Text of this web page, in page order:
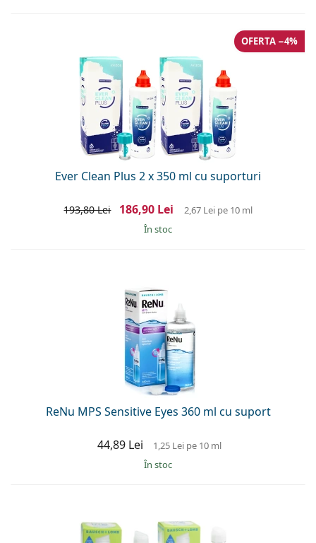
Ever Clean Plus 2 x 350 ml cu suporturi
OFERTA −4%
193,80 Lei 186,90 Lei 2,67 Leipe 10 ml
În stoc
ReNu MPS Sensitive Eyes 360 ml cu suport
44,89 Lei 1,25 Lei pe 10 ml
În stoc